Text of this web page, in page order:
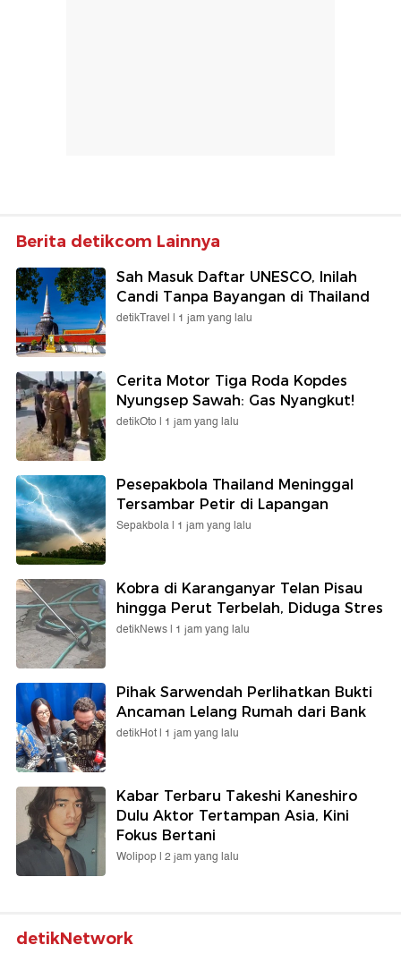
Berita detikcom Lainnya
Sah Masuk Daftar UNESCO, Inilah
Candi Tanpa Bayangan di Thailand
detikTravel | 1 jam yang lalu
Cerita Motor Tiga Roda Kopdes
Nyungsep Sawah: Gas Nyangkut!
detikOto | 1 jam yang lalu
Pesepakbola Thailand Meninggal
Tersambar Petir di Lapangan
Sepakbola | 1 jam yang lalu
Kobra di Karanganyar Telan Pisau
hingga Perut Terbelah, Diduga Stres
detikNews | 1 jam yang lalu
Pihak Sarwendah Perlihatkan Bukti
Ancaman Lelang Rumah dari Bank
detikHot | 1 jam yang lalu
Kabar Terbaru Takeshi Kaneshiro
Dulu Aktor Tertampan Asia, Kini
Fokus Bertani
Wolipop | 2 jam yang lalu
detikNetwork